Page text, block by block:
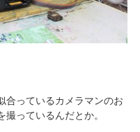
合っているカメラマンのお
撮っているんだとか。